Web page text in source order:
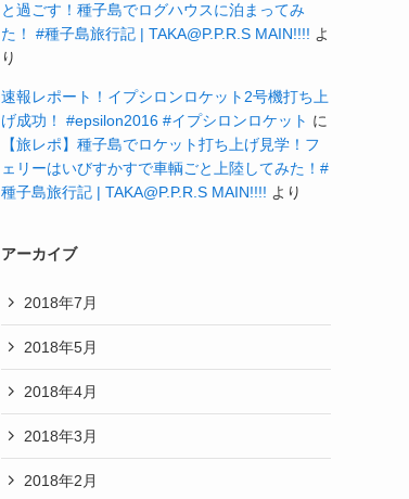
と過ごす！種子島でログハウスに泊まってみ
た！ #種子島旅行記 | TAKA@P.P.R.S MAIN!!!! よ
り
速報レポート！イプシロンロケット2号機打ち上
げ成功！ #epsilon2016 #イプシロンロケット に
【旅レポ】種子島でロケット打ち上げ見学！フ
ェリーはいびすかすで車輌ごと上陸してみた！#
種子島旅行記 | TAKA@P.P.R.S MAIN!!!! より
アーカイブ
2018年7月
2018年5月
2018年4月
2018年3月
2018年2月